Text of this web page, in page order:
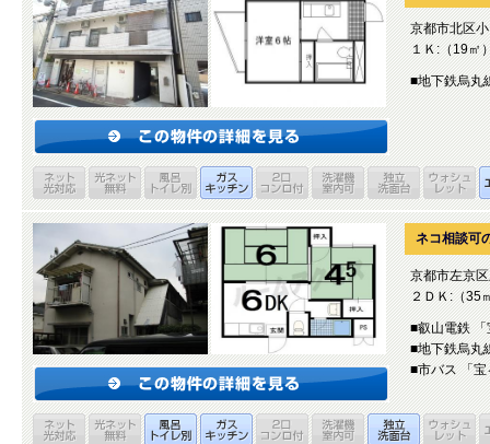
京都市北区
１Ｋ:（19㎡
■地下鉄烏丸
ネコ相談可
京都市左京
２ＤＫ:（35
■叡山電鉄
■地下鉄烏丸
■市バス 「